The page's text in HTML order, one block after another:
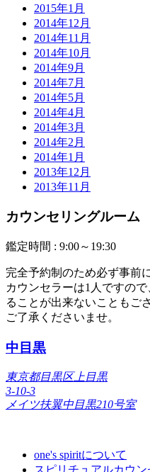
2015年1月
2014年12月
2014年11月
2014年10月
2014年9月
2014年7月
2014年5月
2014年4月
2014年3月
2014年2月
2014年1月
2013年12月
2013年11月
カウンセリングルーム
鑑定時間 : 9:00～19:30
完全予約制のため必ず事前
カウンセラーは1人ですの
ることが出来ないこともご
ご了承くださいませ。
中目黒
東京都目黒区上目黒
3-10-3
メイツ扶翼中目黒210号室
one's spiritについて